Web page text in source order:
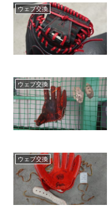
ウェブ交換
ウェブ交換
ウェブ交換